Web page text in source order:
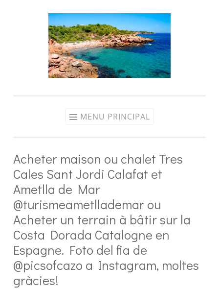
MENU PRINCIPAL
Acheter maison ou chalet Tres
Cales Sant Jordi Calafat et
Ametlla de Mar
@turismeametllademar ou
Acheter un terrain à bâtir sur la
Costa Dorada Catalogne en
Espagne. Foto del fia de
@picsofcazo a Instagram, moltes
gràcies!